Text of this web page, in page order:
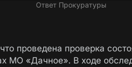
Ответ Прокуратуры
проведена проверка
МО «Дачное». В ходе